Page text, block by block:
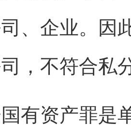
、企业。因
，不符合私
资产罪是单